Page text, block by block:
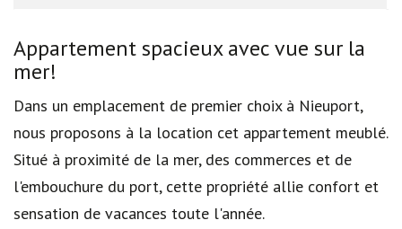
Description
Appartement spacieux avec vue sur la
mer!
Dans un emplacement de premier choix à Nieuport,
nous proposons à la location cet appartement meublé.
Situé à proximité de la mer, des commerces et de
l'embouchure du port, cette propriété allie confort et
sensation de vacances toute l'année.